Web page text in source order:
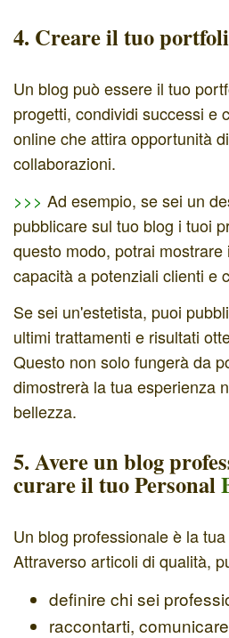
4. Creare il tuo
Un blog può essere il tuo
progetti, condividi successi e
online che attira opportunità
collaborazioni.
>>> Ad esempio, se sei un
pubblicare sul tuo blog i tuoi
questo modo, potrai
capacità a potenziali clienti e
Se sei un'estetista, puoi
ultimi trattamenti e risultati
Questo non solo fungerà da
dimostrerà la tua esperienza
bellezza.
5. Avere un blog
curare il tuo Personal
Un blog professionale è la
Attraverso articoli di qualità,
definire chi sei
raccontarti,